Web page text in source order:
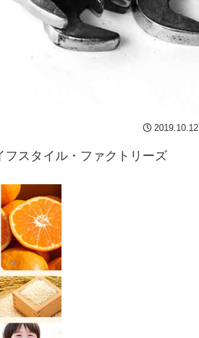
2019.10.12
スタイル・ファクトリーズ